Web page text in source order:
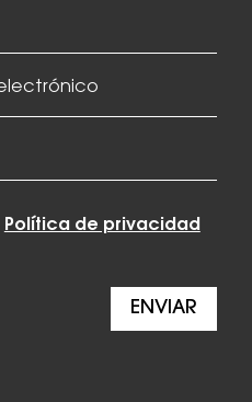
Política de privacidad
ENVIAR